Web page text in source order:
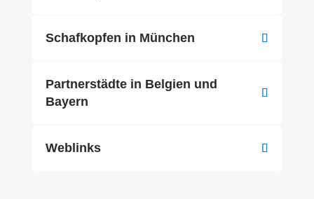
Schafkopfen in München
Partnerstädte in Belgien und
Bayern
Weblinks